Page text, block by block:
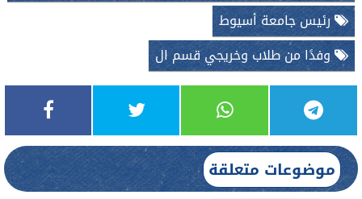
رئيس جامعة أسيوط
وفدًا من طلاب وخريجي قسم ال
موضوعات متعلقة